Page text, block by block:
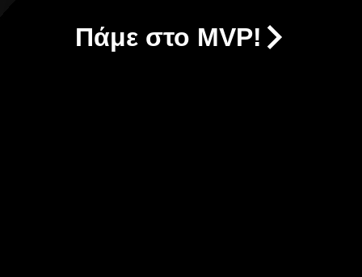
Πάμε στο MVP!